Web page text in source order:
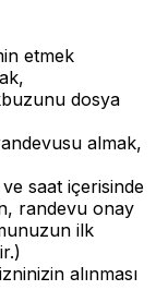
etmek
dosya
almak,
saat içerisinde
randevu onay
ilk
alınması